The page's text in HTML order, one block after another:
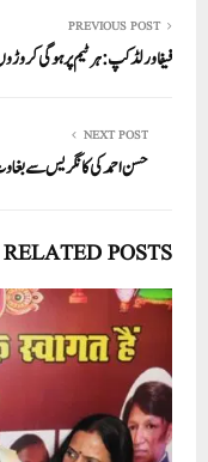
PREVIOUS POST
فیفا ورلڈ کپ: ہر ٹیم پر ہوگی
NEXT POST
حسن احمد کی کانگریس سے
RELATED POSTS